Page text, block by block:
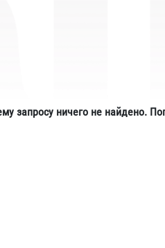
запросу ничего не найдено.